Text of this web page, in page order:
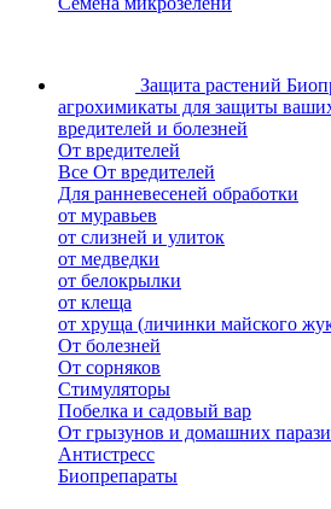
Защита растений
агрохимикаты для защиты
вредителей и болезней
От вредителей
Все От вредителей
Для ранневесеней обработки
от муравьев
от слизней и улиток
от медведки
от белокрылки
от клеща
от хруща (личинки майского
От болезней
От сорняков
Стимуляторы
Побелка и садовый вар
От грызунов и домашних
Антистресс
Биопрепараты